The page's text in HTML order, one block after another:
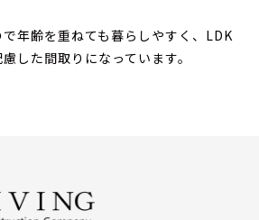
年齢を重ねても暮らしやすく、LDK
した間取りになっています。